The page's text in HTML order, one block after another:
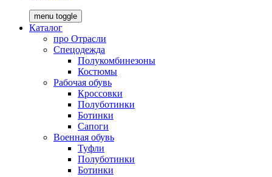
menu toggle
Каталог
про Отрасли
Спецодежда
Полукомбинезоны
Костюмы
Рабочая обувь
Кроссовки
Полуботинки
Ботинки
Сапоги
Военная обувь
Туфли
Полуботинки
Ботинки